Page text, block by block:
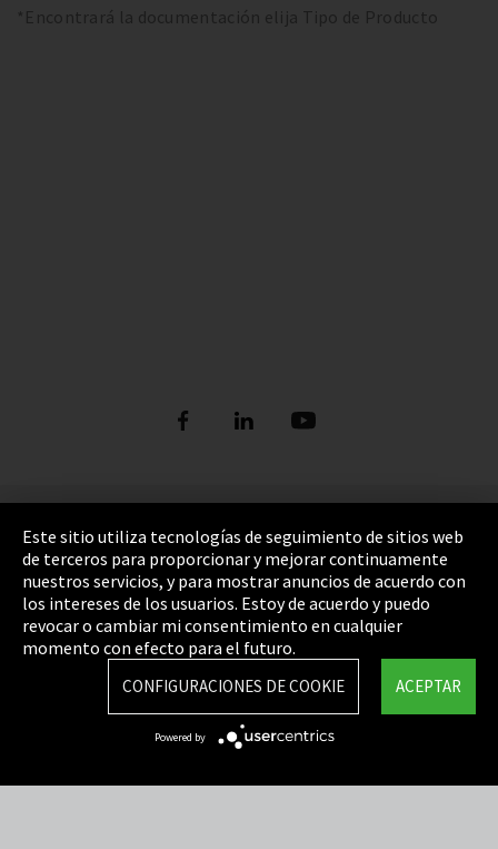
*Encontrará la documentación elija Tipo de Producto
Pie de imprenta
Política de privacidad
Cookie Settings
Términos y Condiciones
Mapa del sitio
Integrity Line
Este sitio utiliza tecnologías de seguimiento de sitios web
de terceros para proporcionar y mejorar continuamente
nuestros servicios, y para mostrar anuncios de acuerdo con
los intereses de los usuarios. Estoy de acuerdo y puedo
revocar o cambiar mi consentimiento en cualquier
momento con efecto para el futuro.
ACEPTAR
CONFIGURACIONES DE COOKIE
Powered by